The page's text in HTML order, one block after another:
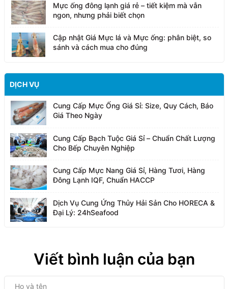
Mực ống đông lạnh giá rẻ – tiết kiệm mà vẫn
ngon, nhưng phải biết chọn
Cập nhật Giá Mực lá và Mực ống: phân biệt, so
sánh và cách mua cho đúng
DỊCH VỤ
Cung Cấp Mực Ống Giá Sỉ: Size, Quy Cách, Báo
Giá Theo Ngày
Cung Cấp Bạch Tuộc Giá Sỉ – Chuẩn Chất Lượng
Cho Bếp Chuyên Nghiệp
Cung Cấp Mực Nang Giá Sỉ, Hàng Tươi, Hàng
Đông Lạnh IQF, Chuẩn HACCP
Dịch Vụ Cung Ứng Thủy Hải Sản Cho HORECA &
Đại Lý: 24hSeafood
Viết bình luận của bạn